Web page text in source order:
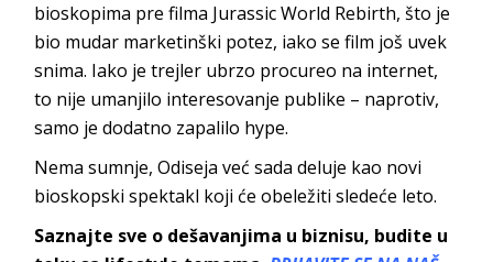
bioskopima pre filma Jurassic World Rebirth, što je
bio mudar marketinški potez, iako se film još uvek
snima. Iako je trejler ubrzo procureo na internet,
to nije umanjilo interesovanje publike – naprotiv,
samo je dodatno zapalilo hype.
Nema sumnje, Odiseja već sada deluje kao novi
bioskopski spektakl koji će obeležiti sledeće leto.
Saznajte sve o dešavanjima u biznisu, budite u